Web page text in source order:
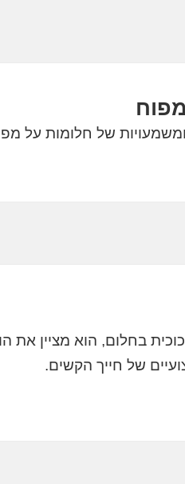
בחלום, הוא מציין את
של חייך הקשים.